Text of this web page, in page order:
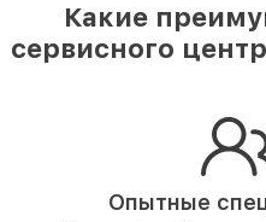
Какие
сервисного
Опытные